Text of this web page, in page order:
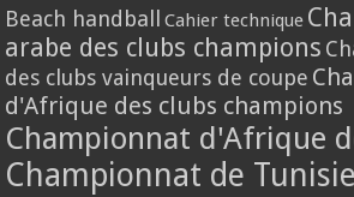
Beach handball Cahier technique
arabe des clubs champions
des clubs vainqueurs de coupe
d'Afrique des clubs champions
Championnat d'Afrique
Championnat de Tunisie